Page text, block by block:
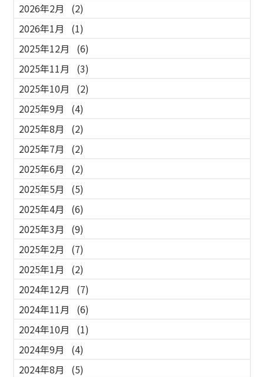
2026年2月
(2)
2026年1月
(1)
2025年12月
(6)
2025年11月
(3)
2025年10月
(2)
2025年9月
(4)
2025年8月
(2)
2025年7月
(2)
2025年6月
(2)
2025年5月
(5)
2025年4月
(6)
2025年3月
(9)
2025年2月
(7)
2025年1月
(2)
2024年12月
(7)
2024年11月
(6)
2024年10月
(1)
2024年9月
(4)
2024年8月
(5)